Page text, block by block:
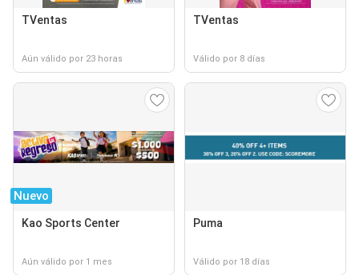
TVentas
Aún válido por 23 horas
TVentas
Válido por 8 días
Nuevo
Kao Sports Center
Aún válido por 1 mes
Puma
Válido por 18 días